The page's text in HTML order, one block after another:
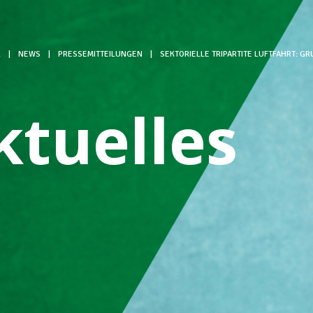
NEWS PRESSEMITTEILUNGEN SEKTORIELLE TRIPARTITE LUFTFAHRT: